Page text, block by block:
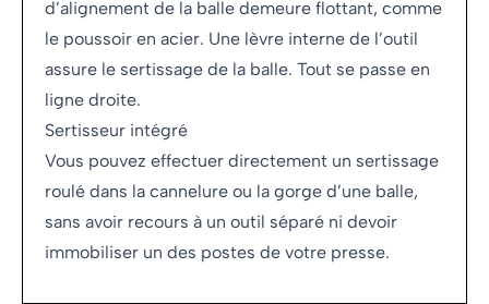
d’alignement de la balle demeure flottant, comme
le poussoir en acier. Une lèvre interne de l’outil
assure le sertissage de la balle. Tout se passe en
ligne droite.
Sertisseur intégré
Vous pouvez effectuer directement un sertissage
roulé dans la cannelure ou la gorge d’une balle,
sans avoir recours à un outil séparé ni devoir
immobiliser un des postes de votre presse.